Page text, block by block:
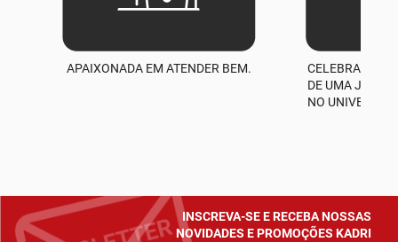
APAIXONADA EM ATENDER BEM.
CELEBRAMOS
DE UMA
NO UNIVERSO
INSCREVA-SE E RECEBA NOSSAS
NOVIDADES E PROMOÇÕES KADRI